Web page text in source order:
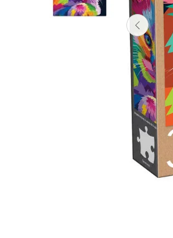
Construcción
Vehículos y Pistas